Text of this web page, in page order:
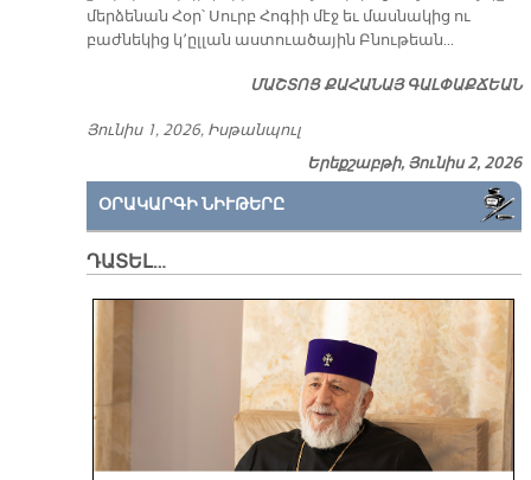
մերձենան Հօր՝ Սուրբ Հոգիի մէջ եւ մասնակից ու
բաժնեկից կ՚ըլլան աստուածային Բնութեան…
ՄԱՇՏՈՑ ՔԱՀԱՆԱՅ ԳԱԼՓԱՔՃԵԱՆ
Յունիս 1, 2026, Իսթանպուլ
Երեքշաբթի, Յունիս 2, 2026
ՕՐԱԿԱՐԳԻ ՆԻՒԹԵՐԸ
ԴԱՏԵԼ…